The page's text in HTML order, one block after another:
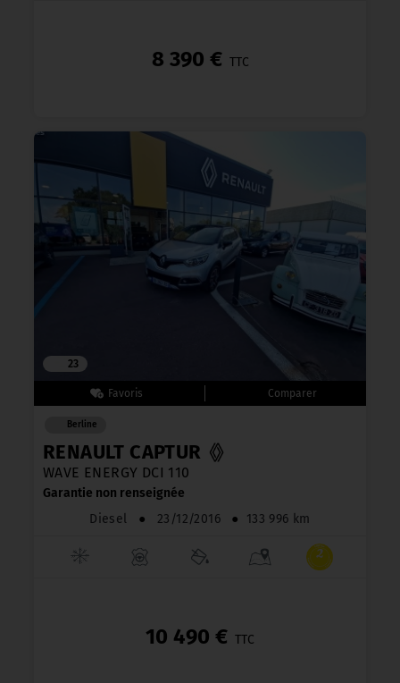
8 390 € TTC
23
Berline
RENAULT CAPTUR
WAVE ENERGY DCI 110
Garantie non renseignée
Diesel
● 23/12/2016 ● 133 996 km
10 490 € TTC